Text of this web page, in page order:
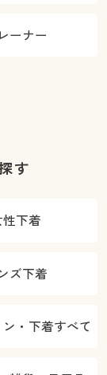
ーナー
す
性下着
ズ下着
・下着すべて